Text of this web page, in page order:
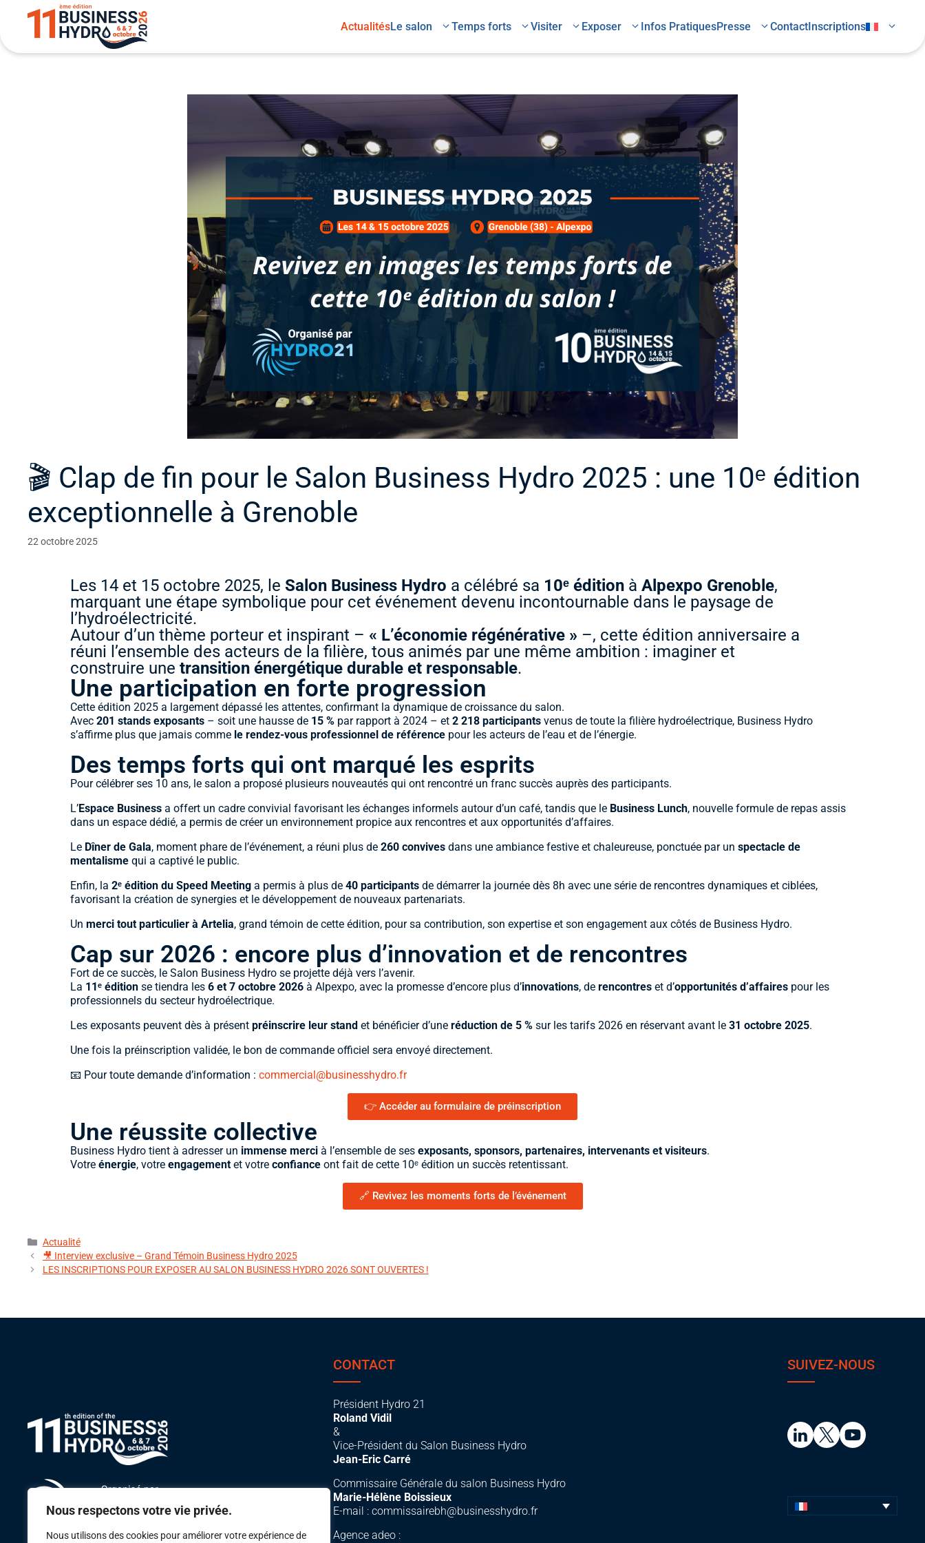
Nous respectons votre vie privée.
Nous utilisons des cookies pour améliorer votre expérience de
ActualitésLe salon Temps forts Visiter Exposer Infos PratiquesPresse ContactInscriptions
🎬 Clap de fin pour le Salon Business Hydro 2025 : une 10ᵉ édition
exceptionnelle à Grenoble
22 octobre 2025
Les 14 et 15 octobre 2025, le Salon Business Hydro a célébré sa 10ᵉ édition à Alpexpo Grenoble,
marquant une étape symbolique pour cet événement devenu incontournable dans le paysage de
l’hydroélectricité.
Autour d’un thème porteur et inspirant – « L’économie régénérative » –, cette édition anniversaire a
réuni l’ensemble des acteurs de la filière, tous animés par une même ambition : imaginer et
construire une transition énergétique durable et responsable.
Une participation en forte progression
Cette édition 2025 a largement dépassé les attentes, confirmant la dynamique de croissance du salon.
Avec 201 stands exposants – soit une hausse de 15 % par rapport à 2024 – et 2 218 participants venus de toute la filière hydroélectrique, Business Hydro
s’affirme plus que jamais comme le rendez-vous professionnel de référence pour les acteurs de l’eau et de l’énergie.
Des temps forts qui ont marqué les esprits
Pour célébrer ses 10 ans, le salon a proposé plusieurs nouveautés qui ont rencontré un franc succès auprès des participants.
L’Espace Business a offert un cadre convivial favorisant les échanges informels autour d’un café, tandis que le Business Lunch, nouvelle formule de repas assis
dans un espace dédié, a permis de créer un environnement propice aux rencontres et aux opportunités d’affaires.
Le Dîner de Gala, moment phare de l’événement, a réuni plus de 260 convives dans une ambiance festive et chaleureuse, ponctuée par un spectacle de
mentalisme qui a captivé le public.
Enfin, la 2ᵉ édition du Speed Meeting a permis à plus de 40 participants de démarrer la journée dès 8h avec une série de rencontres dynamiques et ciblées,
favorisant la création de synergies et le développement de nouveaux partenariats.
Un merci tout particulier à Artelia, grand témoin de cette édition, pour sa contribution, son expertise et son engagement aux côtés de Business Hydro.
Cap sur 2026 : encore plus d’innovation et de rencontres
Fort de ce succès, le Salon Business Hydro se projette déjà vers l’avenir.
La 11ᵉ édition se tiendra les 6 et 7 octobre 2026 à Alpexpo, avec la promesse d’encore plus d’innovations, de rencontres et d’opportunités d’affaires pour les
professionnels du secteur hydroélectrique.
Les exposants peuvent dès à présent préinscrire leur stand et bénéficier d’une réduction de 5 % sur les tarifs 2026 en réservant avant le 31 octobre 2025.
Une fois la préinscription validée, le bon de commande officiel sera envoyé directement.
📧 Pour toute demande d’information : commercial@businesshydro.fr
👉 Accéder au formulaire de préinscription
Une réussite collective
Business Hydro tient à adresser un immense merci à l’ensemble de ses exposants, sponsors, partenaires, intervenants et visiteurs.
Votre énergie, votre engagement et votre confiance ont fait de cette 10ᵉ édition un succès retentissant.
🔗 Revivez les moments forts de l’événement
Actualité
🎥 Interview exclusive – Grand Témoin Business Hydro 2025
LES INSCRIPTIONS POUR EXPOSER AU SALON BUSINESS HYDRO 2026 SONT OUVERTES !
CONTACT
Président Hydro 21
Roland Vidil
&
Vice-Président du Salon Business Hydro
Jean-Eric Carré
Commissaire Générale du salon Business Hydro
Marie-Hélène Boissieux
E-mail : commissairebh@businesshydro.fr
Agence adeo :
SUIVEZ-NOUS